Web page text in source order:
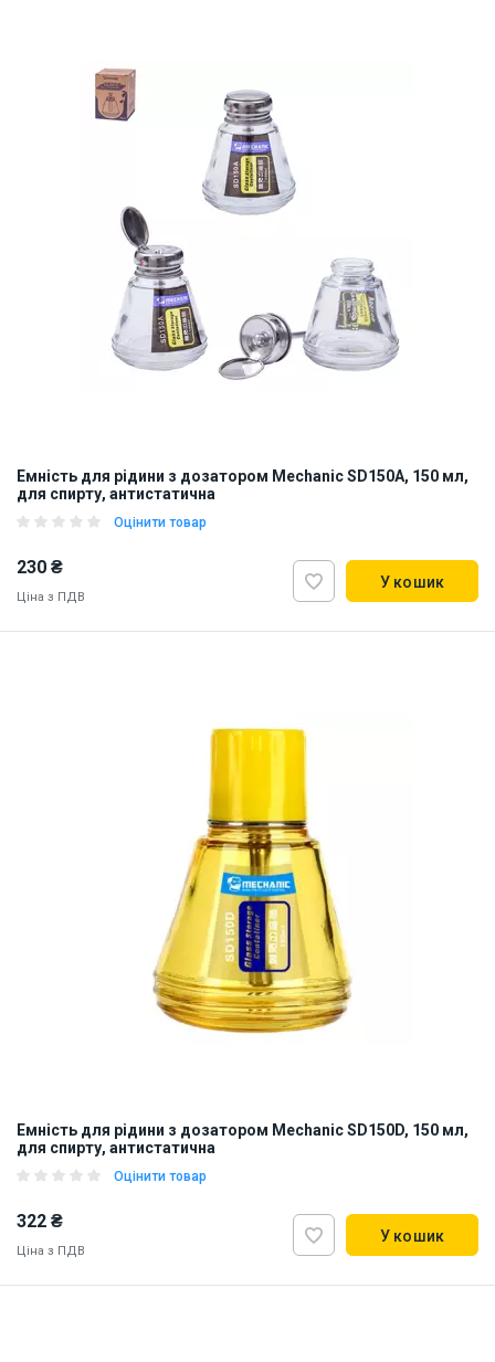
Емність для рідини з дозатором Mechanic SD150A, 150 мл,
для спирту, антистатична
Оцінити товар
230 ₴
Ціна з ПДВ
У кошик
Емність для рідини з дозатором Mechanic SD150D, 150 мл,
для спирту, антистатична
Оцінити товар
322 ₴
Ціна з ПДВ
У кошик